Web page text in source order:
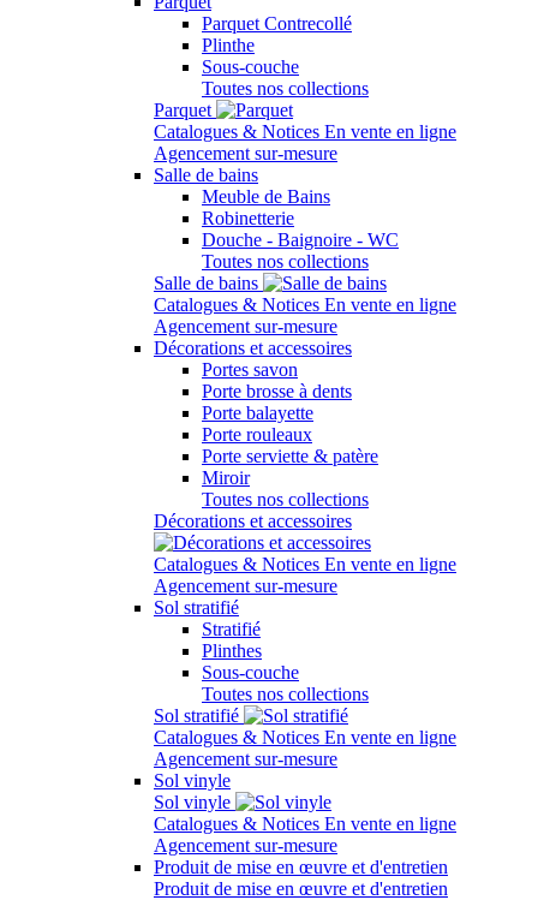
Parquet Contrecollé
Plinthe
Sous-couche
Toutes nos collections
Parquet
Catalogues & Notices En vente en ligne
Agencement sur-mesure
Salle de bains
Meuble de Bains
Robinetterie
Douche - Baignoire - WC
Toutes nos collections
Salle de bains
Catalogues & Notices En vente en ligne
Agencement sur-mesure
Décorations et accessoires
Portes savon
Porte brosse à dents
Porte balayette
Porte rouleaux
Porte serviette & patère
Miroir
Toutes nos collections
Décorations et accessoires
Catalogues & Notices En vente en ligne
Agencement sur-mesure
Sol stratifié
Stratifié
Plinthes
Sous-couche
Toutes nos collections
Sol stratifié
Catalogues & Notices En vente en ligne
Agencement sur-mesure
Sol vinyle
Sol vinyle
Catalogues & Notices En vente en ligne
Agencement sur-mesure
Produit de mise en œuvre et d'entretien
Produit de mise en œuvre et d'entretien